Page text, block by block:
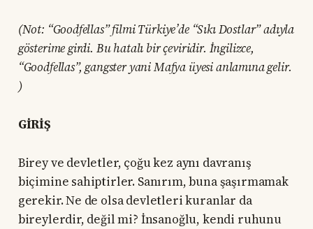
(Not: “Goodfellas” filmi Türkiye’de “Sıkı Dostlar” adıyla
gösterime girdi. Bu hatalı bir çeviridir. İngilizce,
“Goodfellas”, gangster yani Mafya üyesi anlamına gelir.
)
GİRİŞ
Birey ve devletler, çoğu kez aynı davranış
biçimine sahiptirler. Sanırım, buna şaşırmamak
gerekir. Ne de olsa devletleri kuranlar da
bireylerdir, değil mi? İnsanoğlu, kendi ruhunu